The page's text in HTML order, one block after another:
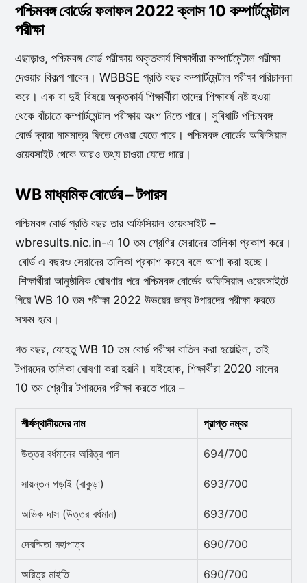
পশ্চিমবঙ্গ বোর্ডের ফলাফল 2022 ক্লাস 10 কম্পার্টমেন্টাল
পরীক্ষা
এছাড়াও, পশ্চিমবঙ্গ বোর্ড পরীক্ষায় অকৃতকার্য শিক্ষার্থীরা কম্পার্টমেন্টাল পরীক্ষা
দেওয়ার বিকল্প পাবেন। WBBSE প্রতি বছর কম্পার্টমেন্টাল পরীক্ষা পরিচালনা
করে। এক বা দুই বিষয়ে অকৃতকার্য শিক্ষার্থীরা তাদের শিক্ষাবর্ষ নষ্ট হওয়া
থেকে বাঁচাতে কম্পার্টমেন্টাল পরীক্ষায় অংশ নিতে পারে। সুবিধাটি পশ্চিমবঙ্গ
বোর্ড দ্বারা নামমাত্র ফিতে নেওয়া যেতে পারে। পশ্চিমবঙ্গ বোর্ডের অফিসিয়াল
ওয়েবসাইট থেকে আরও তথ্য চাওয়া যেতে পারে।
WB মাধ্যমিক বোর্ডের – টপারস
পশ্চিমবঙ্গ বোর্ড প্রতি বছর তার অফিসিয়াল ওয়েবসাইট –
wbresults.nic.in-এ 10 তম শ্রেণির সেরাদের তালিকা প্রকাশ করে।
বোর্ড এ বছরও সেরাদের তালিকা প্রকাশ করবে বলে আশা করা হচ্ছে।
শিক্ষার্থীরা আনুষ্ঠানিক ঘোষণার পরে পশ্চিমবঙ্গ বোর্ডের অফিসিয়াল ওয়েবসাইটে
গিয়ে WB 10 তম পরীক্ষা 2022 উভয়ের জন্য টপারদের পরীক্ষা করতে
সক্ষম হবে।
গত বছর, যেহেতু WB 10 তম বোর্ড পরীক্ষা বাতিল করা হয়েছিল, তাই
টপারদের তালিকা ঘোষণা করা হয়নি। যাইহোক, শিক্ষার্থীরা 2020 সালের
10 তম শ্রেণীর টপারদের পরীক্ষা করতে পারে –
শীর্ষস্থানীয়দের নাম প্রাপ্ত নম্বর
উত্তর বর্ধমানের অরিত্র পাল 694/700
সায়ন্তন গড়াই (বাকুড়া) 693/700
অভিক দাস (উত্তর বর্ধমান) 693/700
দেবস্মিতা মহাপাত্র 690/700
অরিত্র মাইতি 690/700